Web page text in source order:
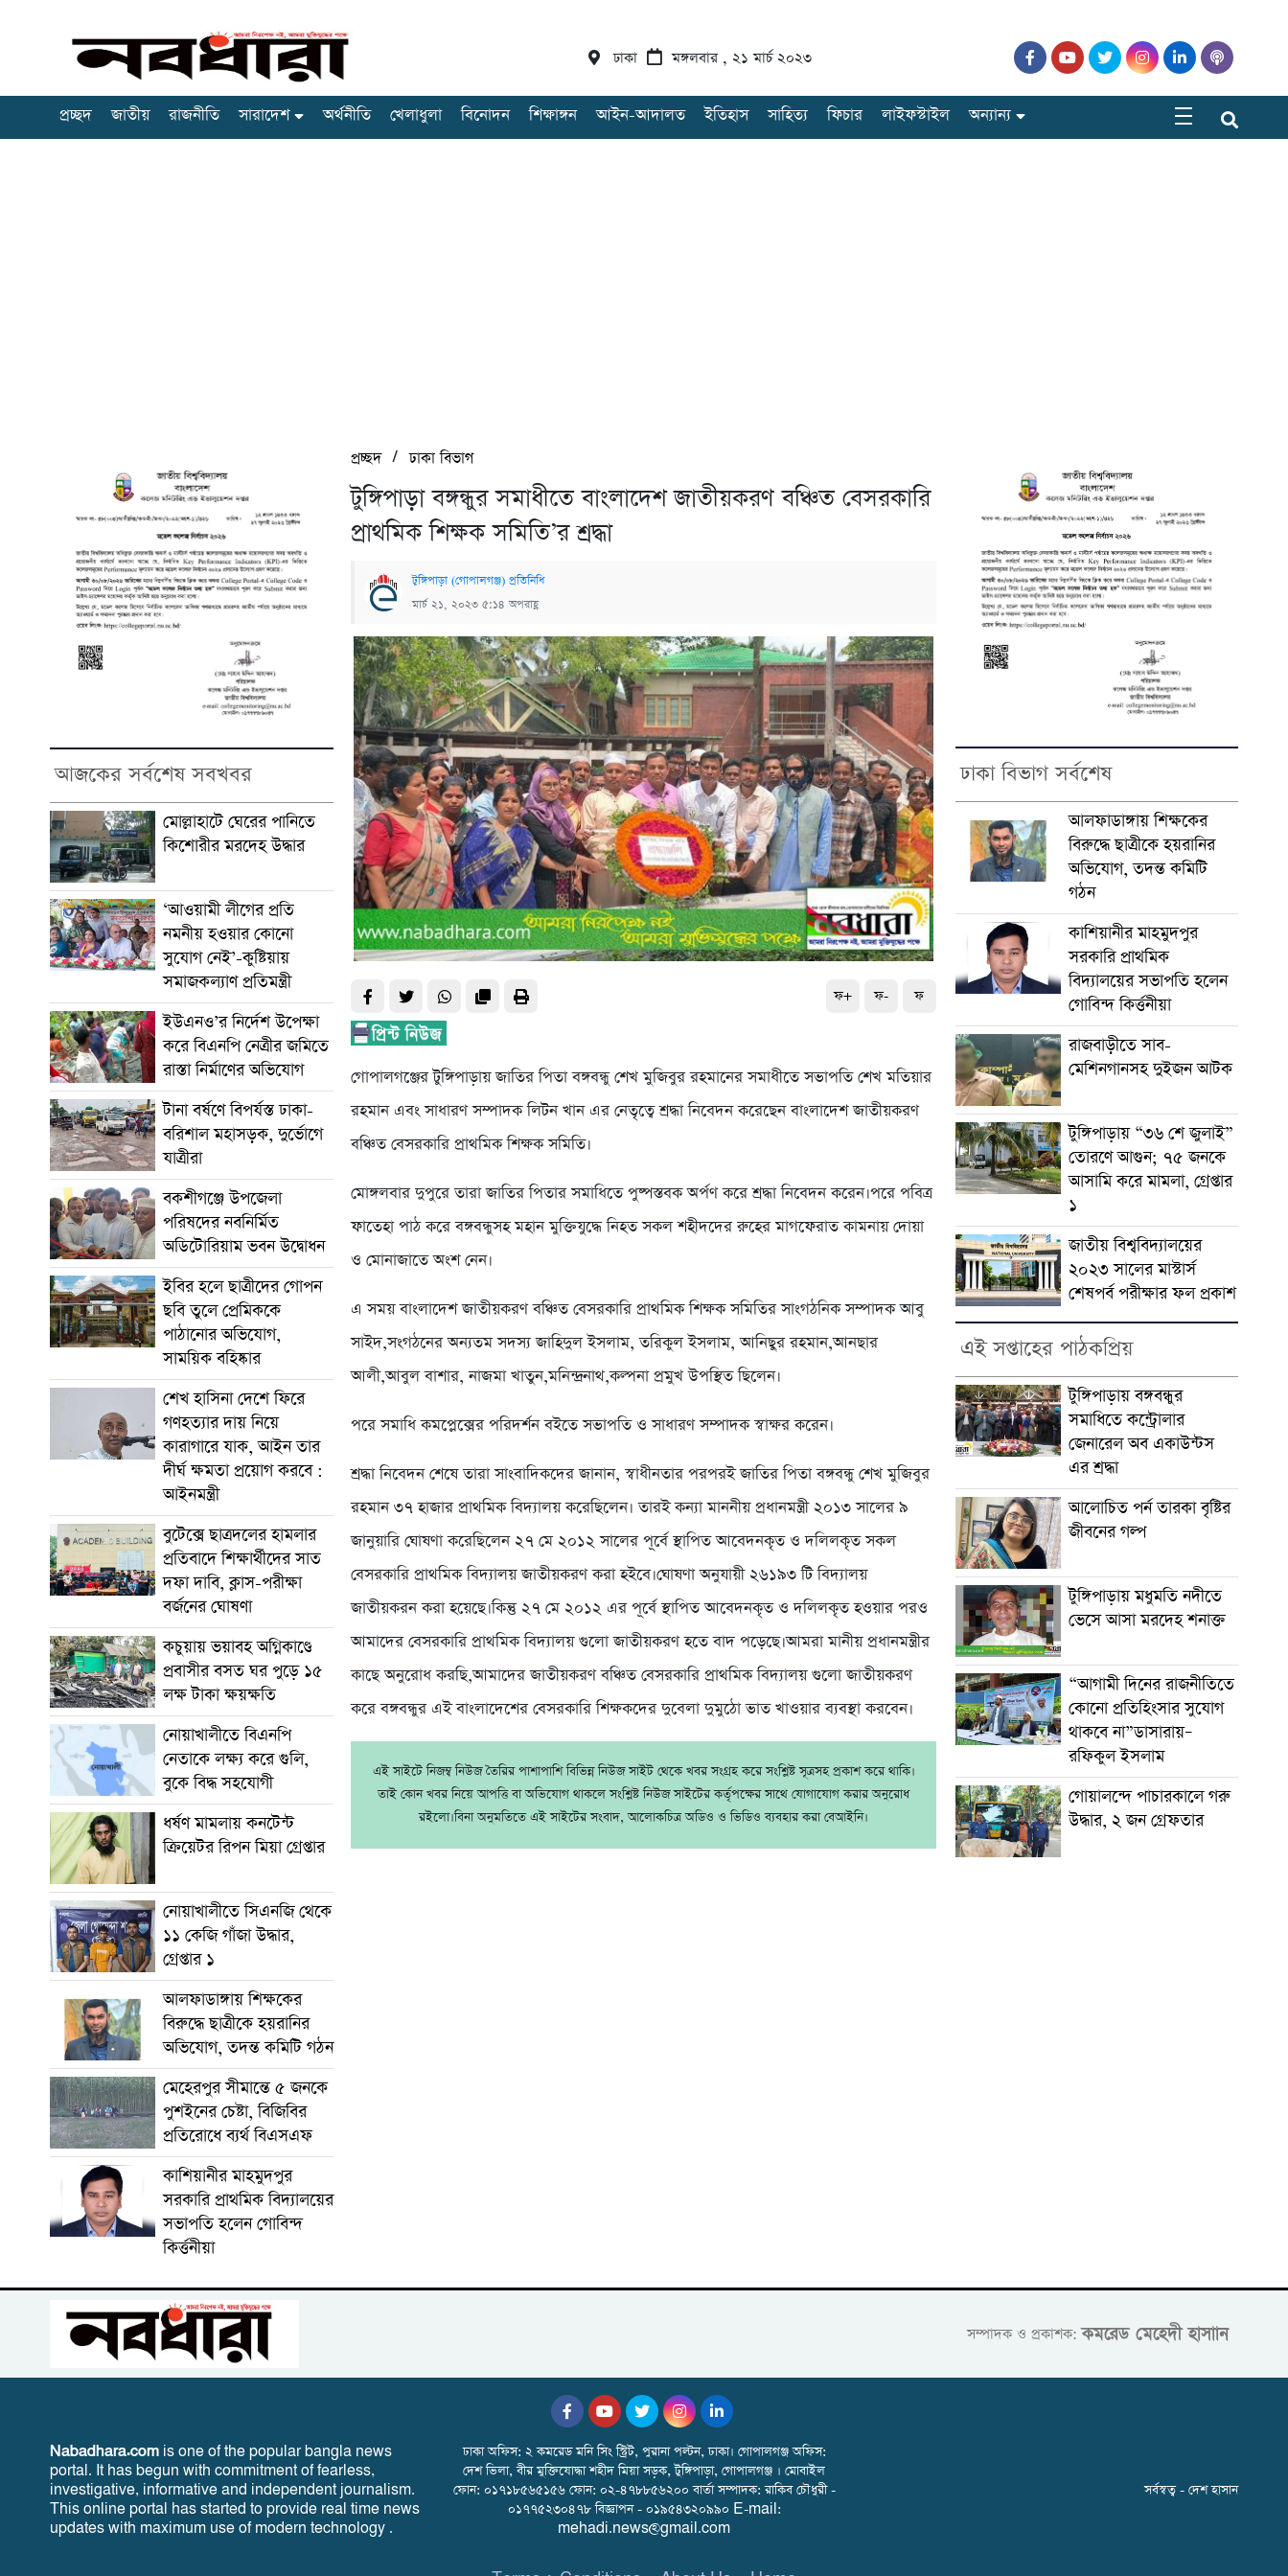
ঢাকা মঙ্গলবার , ২১ মার্চ ২০২৩
প্রচ্ছদ জাতীয় রাজনীতি সারাদেশ অর্থনীতি খেলাধুলা বিনোদন শিক্ষাঙ্গন আইন-আদালত ইতিহাস সাহিত্য ফিচার লাইফস্টাইল অন্যান্য
আজকের সর্বশেষ সবখবর
মোল্লাহাটে ঘেরের পানিতে
কিশোরীর মরদেহ উদ্ধার
‘আওয়ামী লীগের প্রতি
নমনীয় হওয়ার কোনো
সুযোগ নেই’-কুষ্টিয়ায়
সমাজকল্যাণ প্রতিমন্ত্রী
ইউএনও’র নির্দেশ উপেক্ষা
করে বিএনপি নেত্রীর জমিতে
রাস্তা নির্মাণের অভিযোগ
টানা বর্ষণে বিপর্যস্ত ঢাকা-
বরিশাল মহাসড়ক, দুর্ভোগে
যাত্রীরা
বকশীগঞ্জে উপজেলা
পরিষদের নবনির্মিত
অডিটোরিয়াম ভবন উদ্বোধন
ইবির হলে ছাত্রীদের গোপন
ছবি তুলে প্রেমিককে
পাঠানোর অভিযোগ,
সাময়িক বহিষ্কার
শেখ হাসিনা দেশে ফিরে
গণহত্যার দায় নিয়ে
কারাগারে যাক, আইন তার
দীর্ঘ ক্ষমতা প্রয়োগ করবে :
আইনমন্ত্রী
বুটেক্সে ছাত্রদলের হামলার
প্রতিবাদে শিক্ষার্থীদের সাত
দফা দাবি, ক্লাস-পরীক্ষা
বর্জনের ঘোষণা
কচুয়ায় ভয়াবহ অগ্নিকাণ্ডে
প্রবাসীর বসত ঘর পুড়ে ১৫
লক্ষ টাকা ক্ষয়ক্ষতি
নোয়াখালীতে বিএনপি
নেতাকে লক্ষ্য করে গুলি,
বুকে বিদ্ধ সহযোগী
ধর্ষণ মামলায় কনটেন্ট
ক্রিয়েটর রিপন মিয়া গ্রেপ্তার
নোয়াখালীতে সিএনজি থেকে
১১ কেজি গাঁজা উদ্ধার,
গ্রেপ্তার ১
আলফাডাঙ্গায় শিক্ষকের
বিরুদ্ধে ছাত্রীকে হয়রানির
অভিযোগ, তদন্ত কমিটি গঠন
মেহেরপুর সীমান্তে ৫ জনকে
পুশইনের চেষ্টা, বিজিবির
প্রতিরোধে ব্যর্থ বিএসএফ
কাশিয়ানীর মাহমুদপুর
সরকারি প্রাথমিক বিদ্যালয়ের
সভাপতি হলেন গোবিন্দ
কির্ত্তনীয়া
প্রচ্ছদ/ঢাকা বিভাগ
টুঙ্গিপাড়া বঙ্গন্ধুর সমাধীতে বাংলাদেশ জাতীয়করণ বঞ্চিত বেসরকারি
প্রাথমিক শিক্ষক সমিতি’র শ্রদ্ধা
টুঙ্গিপাড়া (গোপালগঞ্জ) প্রতিনিধি
মার্চ ২১, ২০২৩ ৫:১৪ অপরাহ্ণ
ফ+ ফ- ফ
গোপালগঞ্জের টুঙ্গিপাড়ায় জাতির পিতা বঙ্গবন্ধু শেখ মুজিবুর রহমানের সমাধীতে সভাপতি শেখ মতিয়ার
রহমান এবং সাধারণ সম্পাদক লিটন খান এর নেতৃত্বে শ্রদ্ধা নিবেদন করেছেন বাংলাদেশ জাতীয়করণ
বঞ্চিত বেসরকারি প্রাথমিক শিক্ষক সমিতি।
মোঙ্গলবার দুপুরে তারা জাতির পিতার সমাধিতে পুষ্পস্তবক অর্পণ করে শ্রদ্ধা নিবেদন করেন।পরে পবিত্র
ফাতেহা পাঠ করে বঙ্গবন্ধুসহ মহান মুক্তিযুদ্ধে নিহত সকল শহীদদের রুহের মাগফেরাত কামনায় দোয়া
ও মোনাজাতে অংশ নেন।
এ সময় বাংলাদেশ জাতীয়করণ বঞ্চিত বেসরকারি প্রাথমিক শিক্ষক সমিতির সাংগঠনিক সম্পাদক আবু
সাইদ,সংগঠনের অন্যতম সদস্য জাহিদুল ইসলাম, তরিকুল ইসলাম, আনিছুর রহমান,আনছার
আলী,আবুল বাশার, নাজমা খাতুন,মনিন্দ্রনাথ,কল্পনা প্রমুখ উপস্থিত ছিলেন।
পরে সমাধি কমপ্লেক্সের পরিদর্শন বইতে সভাপতি ও সাধারণ সম্পাদক স্বাক্ষর করেন।
শ্রদ্ধা নিবেদন শেষে তারা সাংবাদিকদের জানান, স্বাধীনতার পরপরই জাতির পিতা বঙ্গবন্ধু শেখ মুজিবুর
রহমান ৩৭ হাজার প্রাথমিক বিদ্যালয় করেছিলেন। তারই কন্যা মাননীয় প্রধানমন্ত্রী ২০১৩ সালের ৯
জানুয়ারি ঘোষণা করেছিলেন ২৭ মে ২০১২ সালের পূর্বে স্থাপিত আবেদনকৃত ও দলিলকৃত সকল
বেসরকারি প্রাথমিক বিদ্যালয় জাতীয়করণ করা হইবে।ঘোষণা অনুযায়ী ২৬১৯৩ টি বিদ্যালয়
জাতীয়করন করা হয়েছে।কিন্তু ২৭ মে ২০১২ এর পূর্বে স্থাপিত আবেদনকৃত ও দলিলকৃত হওয়ার পরও
আমাদের বেসরকারি প্রাথমিক বিদ্যালয় গুলো জাতীয়করণ হতে বাদ পড়েছে।আমরা মানীয় প্রধানমন্ত্রীর
কাছে অনুরোধ করছি,আমাদের জাতীয়করণ বঞ্চিত বেসরকারি প্রাথমিক বিদ্যালয় গুলো জাতীয়করণ
করে বঙ্গবন্ধুর এই বাংলাদেশের বেসরকারি শিক্ষকদের দুবেলা দুমুঠো ভাত খাওয়ার ব্যবস্থা করবেন।
এই সাইটে নিজম্ব নিউজ তৈরির পাশাপাশি বিভিন্ন নিউজ সাইট থেকে খবর সংগ্রহ করে সংশ্লিষ্ট সূত্রসহ প্রকাশ করে থাকি।
তাই কোন খবর নিয়ে আপত্তি বা অভিযোগ থাকলে সংশ্লিষ্ট নিউজ সাইটের কর্তৃপক্ষের সাথে যোগাযোগ করার অনুরোধ
রইলো।বিনা অনুমতিতে এই সাইটের সংবাদ, আলোকচিত্র অডিও ও ভিডিও ব্যবহার করা বেআইনি।
ঢাকা বিভাগ সর্বশেষ
আলফাডাঙ্গায় শিক্ষকের
বিরুদ্ধে ছাত্রীকে হয়রানির
অভিযোগ, তদন্ত কমিটি
গঠন
কাশিয়ানীর মাহমুদপুর
সরকারি প্রাথমিক
বিদ্যালয়ের সভাপতি হলেন
গোবিন্দ কির্ত্তনীয়া
রাজবাড়ীতে সাব-
মেশিনগানসহ দুইজন আটক
টুঙ্গিপাড়ায় “৩৬ শে জুলাই”
তোরণে আগুন; ৭৫ জনকে
আসামি করে মামলা, গ্রেপ্তার
১
জাতীয় বিশ্ববিদ্যালয়ের
২০২৩ সালের মাস্টার্স
শেষপর্ব পরীক্ষার ফল প্রকাশ
এই সপ্তাহের পাঠকপ্রিয়
টুঙ্গিপাড়ায় বঙ্গবন্ধুর
সমাধিতে কন্ট্রোলার
জেনারেল অব একাউন্টস
এর শ্রদ্ধা
আলোচিত পর্ন তারকা বৃষ্টির
জীবনের গল্প
টুঙ্গিপাড়ায় মধুমতি নদীতে
ভেসে আসা মরদেহ শনাক্ত
“আগামী দিনের রাজনীতিতে
কোনো প্রতিহিংসার সুযোগ
থাকবে না”ডাসারায়–
রফিকুল ইসলাম
গোয়ালন্দে পাচারকালে গরু
উদ্ধার, ২ জন গ্রেফতার
সম্পাদক ও প্রকাশক:কমরেড মেহেদী হাসাান
Nabadhara.com is one of the popular bangla news
portal. It has begun with commitment of fearless,
investigative, informative and independent journalism.
This online portal has started to provide real time news
updates with maximum use of modern technology .
ঢাকা অফিস: ২ কমরেড মনি সিং স্ট্রিট, পুরানা পল্টন, ঢাকা। গোপালগঞ্জ অফিস:
দেশ ভিলা, বীর মুক্তিযোদ্ধা শহীদ মিয়া সড়ক, টুঙ্গিপাড়া, গোপালগঞ্জ । মোবাইল
ফোন: ০১৭১৮৫৬৫১৫৬ ফোন: ০২-৪৭৮৮৫৬২০০ বার্তা সম্পাদক: রাকিব চৌধুরী -
০১৭৭৫২৩০৪৭৮ বিজ্ঞাপন - ০১৯৫৪৩২০৯৯০ E-mail:
mehadi.news@gmail.com
সর্বস্বত্ব - দেশ হাসান